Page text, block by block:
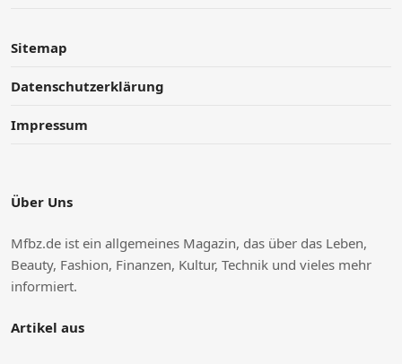
Sitemap
Datenschutzerklärung
Impressum
Über Uns
Mfbz.de ist ein allgemeines Magazin, das über das Leben,
Beauty, Fashion, Finanzen, Kultur, Technik und vieles mehr
informiert.
Artikel aus